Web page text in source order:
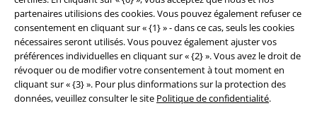
partenaires utilisions des cookies. Vous pouvez également refuser ce
consentement en cliquant sur « {1} » - dans ce cas, seuls les cookies
nécessaires seront utilisés. Vous pouvez également ajuster vos
préférences individuelles en cliquant sur « {2} ». Vous avez le droit de
révoquer ou de modifier votre consentement à tout moment en
cliquant sur « {3} ». Pour plus dinformations sur la protection des
données, veuillez consulter le site Politique de confidentialité.
Informations sur l'accessibilité
Paramètres des Cookies
Période de rétractation